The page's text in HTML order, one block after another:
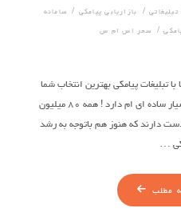
/ بازاریابی پیامکی/ سامانه
/ سحر اس ام س
پیامکی بهترین انتخاب شما
برای امروزه خواهد بود , دلیل بسیار ساده ای ام دارد ! همه ۸۰ میلیون
دارند که هنوز هم باتوجه به رشد
…